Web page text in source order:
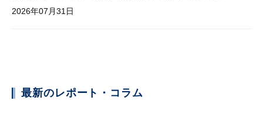
2026年07月31日
最新のレポート・コラム